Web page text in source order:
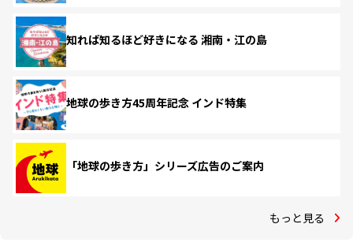
知れば知るほど好きになる 湘南・江の島
地球の歩き方45周年記念 インド特集
「地球の歩き方」シリーズ広告のご案内
もっと見る